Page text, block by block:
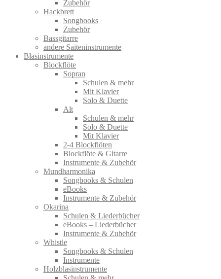
Zubehör
Hackbrett
Songbooks
Zubehör
Bassgitarre
andere Saiteninstrumente
Blasinstrumente
Blockflöte
Sopran
Schulen & mehr
Mit Klavier
Solo & Duette
Alt
Schulen & mehr
Solo & Duette
Mit Klavier
2-4 Blockflöten
Blockflöte & Gitarre
Instrumente & Zubehör
Mundharmonika
Songbooks & Schulen
eBooks
Instrumente & Zubehör
Okarina
Schulen & Liederbücher
eBooks – Liederbücher
Instrumente & Zubehör
Whistle
Songbooks & Schulen
Instrumente
Holzblasinstrumente